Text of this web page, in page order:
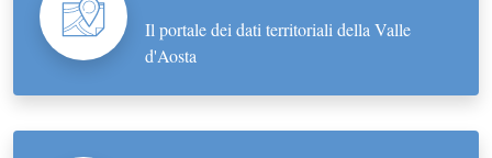
Il portale dei dati territoriali della Valle
d'Aosta